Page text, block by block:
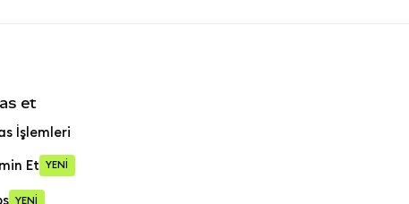
et
İşlemleri
Et YENİ
YENİ